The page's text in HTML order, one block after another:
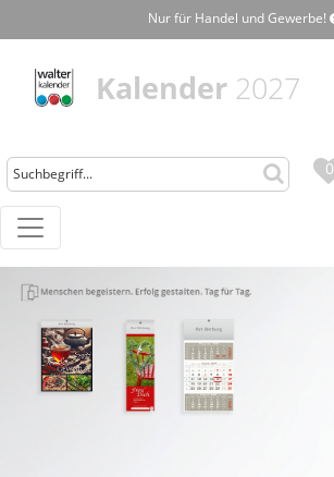
Nur für Handel und Gewerbe!
Kalender 2027
0